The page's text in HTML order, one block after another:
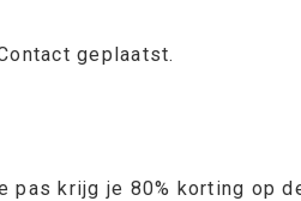
geplaatst.
pas krijg je 80% korting op